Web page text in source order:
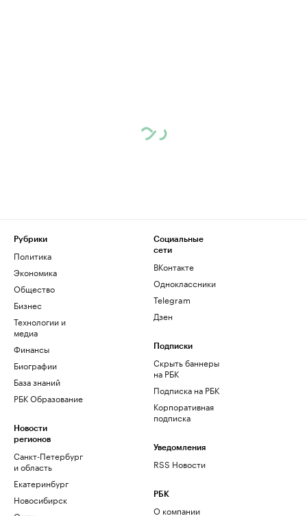
Рубрики
Политика
Экономика
Общество
Бизнес
Технологии и
медиа
Финансы
Биографии
База знаний
РБК Образование
Новости
регионов
Санкт-Петербург
и область
Екатеринбург
Новосибирск
Социальные
сети
ВКонтакте
Одноклассники
Telegram
Дзен
Подписки
Скрыть баннеры
на РБК
Подписка на РБК
Корпоративная
подписка
Уведомления
RSS Новости
РБК
О компании